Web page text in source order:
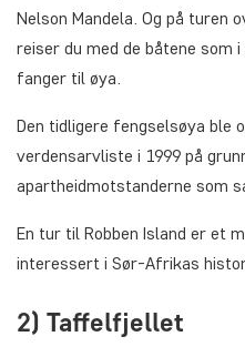
Nelson Mandela. Og på turen
reiser du med de båtene
fanger til øya.
Den tidligere fengselsøya ble
verdensarvliste i 1999 på
apartheidmotstanderne som
En tur til Robben Island er et
interessert i Sør-Afrikas
2) Taffelfjellet